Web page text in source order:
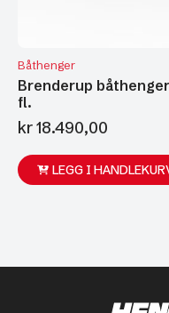
Båthenger
Brenderup
fl.
kr18.490,00
LEGG I